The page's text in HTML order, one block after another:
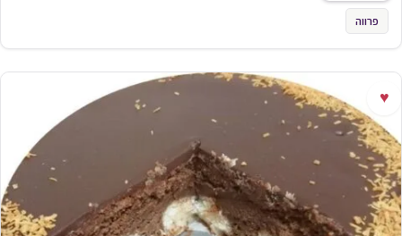
פרווה
♥